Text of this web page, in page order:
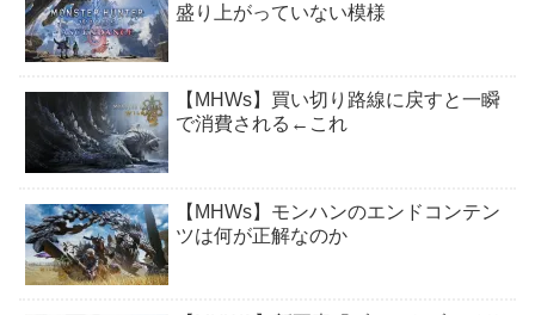
盛り上がっていない模様
【MHWs】買い切り路線に戻すと一瞬
で消費される←これ
【MHWs】モンハンのエンドコンテン
ツは何が正解なのか